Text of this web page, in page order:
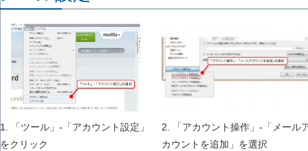
1. 「ツール」-「アカウント設定」
をクリック
2. 「アカウント操作」-「メール
カウントを追加」を選択